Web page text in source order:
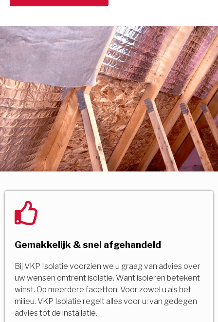
Gemakkelijk & snel afgehandeld
Bij VKP Isolatie voorzien we u graag van advies over
uw wensen omtrent isolatie. Want isoleren betekent
winst. Op meerdere facetten. Voor zowel u als het
milieu. VKP Isolatie regelt alles voor u: van gedegen
advies tot de installatie.